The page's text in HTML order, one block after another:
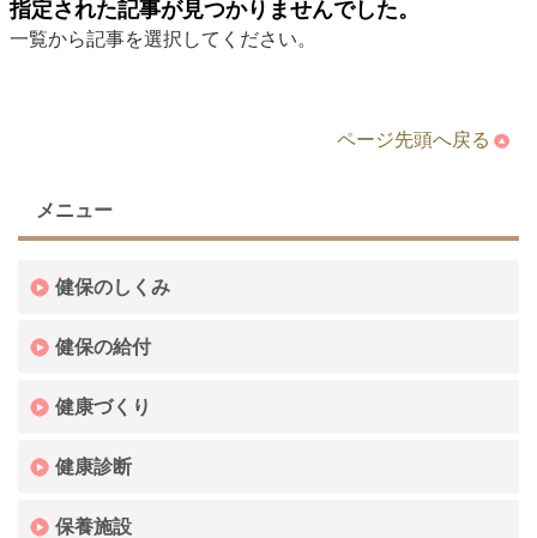
指定された記事が見つかりませんでした。
一覧から記事を選択してください。
ページ先頭へ戻る
メニュー
健保のしくみ
健保の給付
健康づくり
健康診断
保養施設